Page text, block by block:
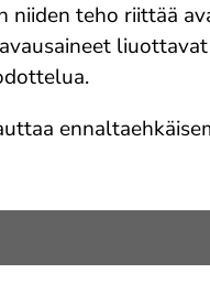
teho riittää